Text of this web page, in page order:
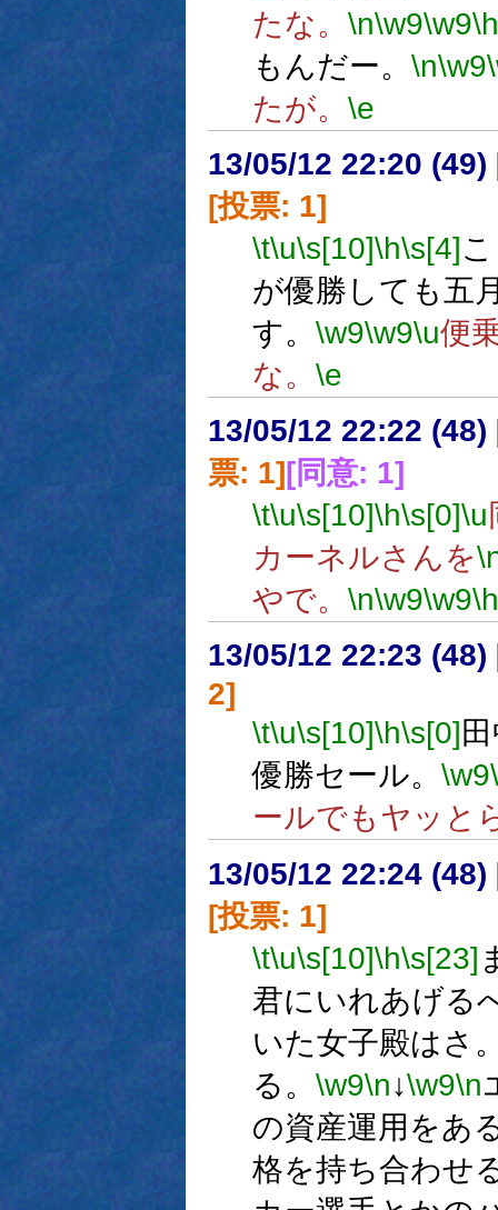
たな。 \n\w9\w9\h
もんだー。 \n\w9
たが。 \e
13/05/12 22:20 (49)
[投票: 1]
\t\u\s[10]\h\s[4]
が優勝しても五
す。 \w9\w9\u便
な。 \e
13/05/12 22:22 (48)
票: 1][同意: 1]
\t\u\s[10]\h\s[0]\u
カーネルさんを
やで。 \n\w9\w9\h
13/05/12 22:23 (48)
2]
\t\u\s[10]\h\s[0]
優勝セール。 \w9
ールでもヤッと
13/05/12 22:24 (48)
[投票: 1]
\t\u\s[10]\h\s[23]
君にいれあげる
いた女子殿はさ
る。 \w9\n↓\w9\n
の資産運用をあ
格を持ち合わせ